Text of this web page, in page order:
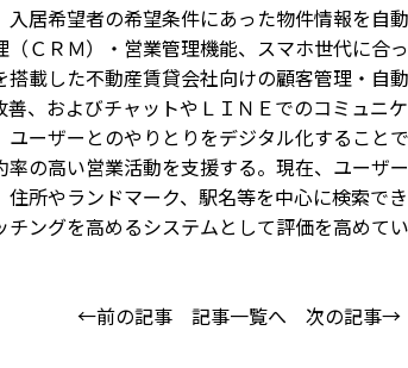
居希望者の希望条件にあった物件情報を自
（ＣＲＭ）・営業管理機能、スマホ世代に合
載した不動産賃貸会社向けの顧客管理・自
、およびチャットやＬＩＮＥでのコミュニ
ーザーとのやりとりをデジタル化すること
の高い営業活動を支援する。現在、ユーザ
所やランドマーク、駅名等を中心に検索で
ングを高めるシステムとして評価を高めてい
←前の記事 記事一覧へ 次の記事→